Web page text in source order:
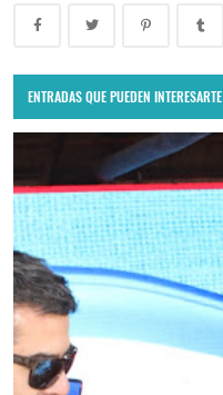
ENTRADAS QUE PUEDEN INTERESARTE